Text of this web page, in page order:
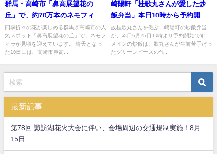
群馬・高崎市「鼻高展望花の
丘」で、約70万本のネモフィラ
が見頃です！
四季折々の花が楽しめる群馬県高崎市の人
気スポット「鼻高展望花の丘」で、ネモフ
ィラが見頃を迎えています。 晴天となっ
た10日には、高崎市鼻高...
崎陽軒「桂歌丸さんが愛した炒
飯弁当」本日10時から予約開
始！
故桂歌丸さんを偲ぶ、崎陽軒の炒飯弁当
が、本日6月25日10時より予約開始です！
メインの炒飯は、歌丸さんが生前苦手だっ
たグリーンピースの代...
最新記事
第78回 諏訪湖花火大会に伴い、会場周辺の交通規制実施！8月
15日